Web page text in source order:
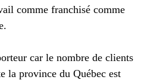
comme franchisé comme
car le nombre de clients
la province du Québec est